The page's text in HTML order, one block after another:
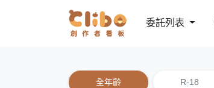
委託列表
全年齡 R-18